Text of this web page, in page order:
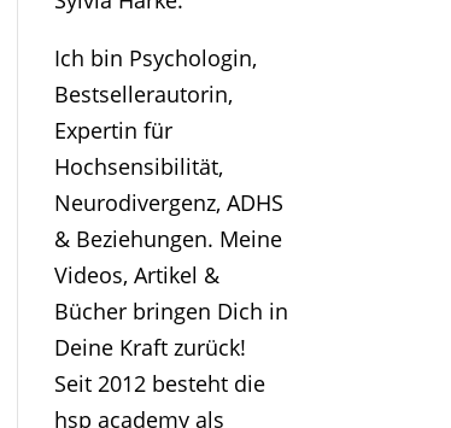
Ich bin Psychologin,
Bestsellerautorin,
Expertin für
Hochsensibilität,
Neurodivergenz, ADHS
& Beziehungen. Meine
Videos, Artikel &
Bücher bringen Dich in
Deine Kraft zurück!
Seit 2012 besteht die
hsp academy als